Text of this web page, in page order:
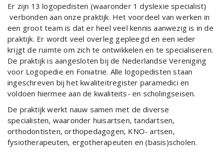
Er zijn 13 logopedisten (waaronder 1 dyslexie specialist)
verbonden aan onze praktijk. Het voordeel van werken in
een groot team is dat er heel veel kennis aanwezig is in de
praktijk. Er wordt veel overleg gepleegd en een ieder
krijgt de ruimte om zich te ontwikkelen en te specialiseren.
De praktijk is aangesloten bij de Nederlandse Vereniging
voor Logopedie en Foniatrie. Alle logopedisten staan
ingeschreven bij het kwaliteitregister paramedici en
voldoen hiermee aan de kwaliteits- en scholingseisen.
De praktijk werkt nauw samen met de diverse
specialisten, waaronder huisartsen, tandartsen,
orthodontisten, orthopedagogen, KNO- artsen,
fysiotherapeuten, ergotherapeuten en (basis)scholen.